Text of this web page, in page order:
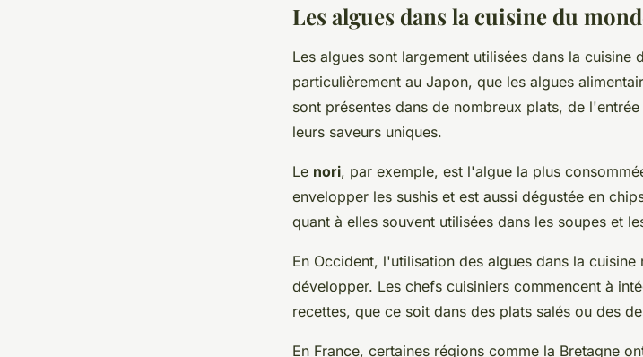
Les algues dans la cuisine du
Les algues sont largement utilisées dans la cuisine
particulièrement au Japon, que les algues
sont présentes dans de nombreux plats, de
leurs saveurs uniques.
Le nori, par exemple, est l'algue la plus
envelopper les sushis et est aussi dégustée en
quant à elles souvent utilisées dans les soupes et
En Occident, l'utilisation des algues dans la
développer. Les chefs cuisiniers commencent à
recettes, que ce soit dans des plats salés ou des
En France, certaines régions comme la Bretagne